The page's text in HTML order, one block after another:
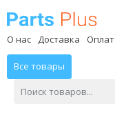
О нас Доставка
Все товары